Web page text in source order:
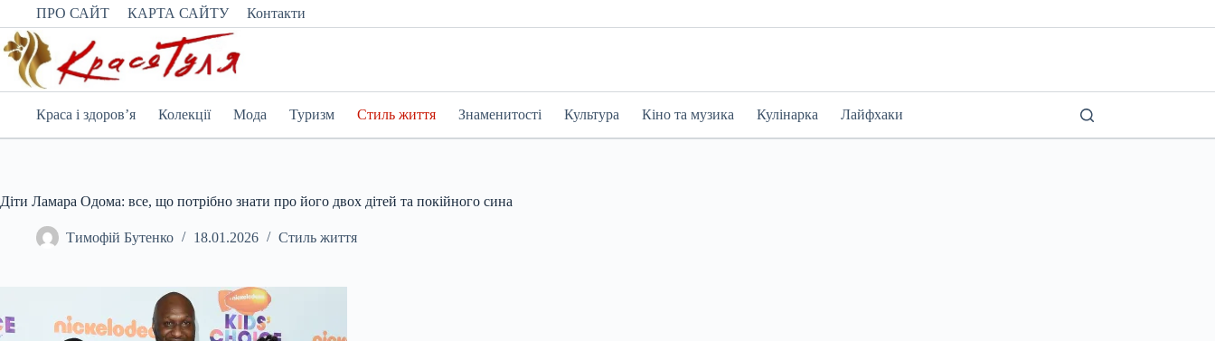
Перейти
вмісту
ПРО САЙТ КАРТА САЙТУ Контакти
Краса і здоров’я Колекції Мода Туризм Стиль життя Знаменитості Культура Кіно та музика Кулінарка Лайфхаки
Діти Ламара Одома: все, що потрібно знати про його двох дітей та покійного сина
Тимофій Бутенко 18.01.2026 Стиль життя